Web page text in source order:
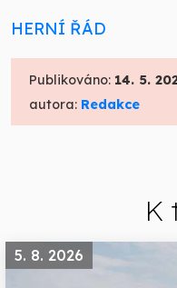
HERNÍ ŘÁD
Publikováno: 14. 5.
autora: Redakce
K
5. 8. 2026